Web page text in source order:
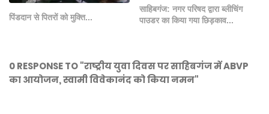
पिंडदान से पितरों को मुक्ति...
साहिबगंज: नगर परिषद द्वारा ब्लीचिंग
पाउडर का किया गया छिड़काव...
0 RESPONSE TO "राष्ट्रीय युवा दिवस पर साहिबगंज में ABVP
का आयोजन, स्वामी विवेकानंद को किया नमन"